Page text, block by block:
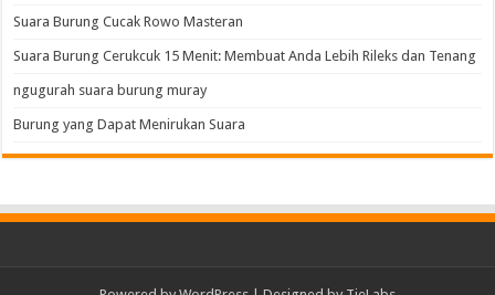
Suara Burung Cucak Rowo Masteran
Suara Burung Cerukcuk 15 Menit: Membuat Anda Lebih Rileks dan Tenang
ngugurah suara burung muray
Burung yang Dapat Menirukan Suara